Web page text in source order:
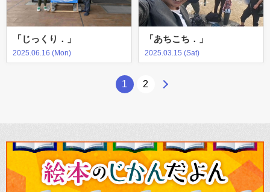
「じっくり．」
2025.06.16 (Mon)
「あちこち．」
2025.03.15 (Sat)
1 2